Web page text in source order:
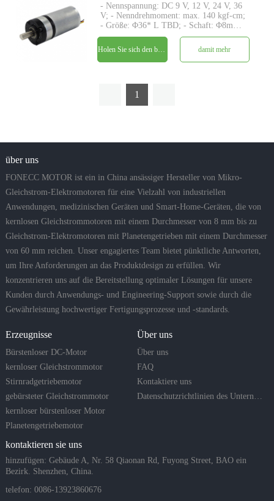
- Nennspannung: DC 9 V, 12 V, 24 V, 36
V; - Nenndrehmoment: max. 140 kgf-cm;
- Größe: Φ36* L TBD; - Schaft: Φ8mm
D-Schnitt 1mm; - Steuerung: Eingebaute
Treiberplatine mit Hallsensoren; - MOQ:
500 Stk
damit mehr
1
über uns
FONECC MOTOR ist ein in China ansässiger Hersteller von Mikro-
Gleichstrom-Elektromotoren für eine Vielzahl von industriellen
Anwendungen, medizinischen Geräten und Smart-Home-Geräten, die von
kernlosen Gleichstrommotoren mit einem Durchmesser von 8 mm bis zu
Gleichstrom-Elektromotoren mit Planetengetrieben mit einem Durchmesser
von 60 mm reichen. Unser engagiertes Team bietet pünktliche Antworten,
um Ihre Anforderungen an das Produktdesign zu erfüllen. Wir
konzentrieren uns auf die Bereitstellung optimaler Lösungen für unsere
Kunden durch Anwendungs- und Engineering-Support sowie durch die
Gewährleistung hochwertiger Fertigungsprozesse und -standards.
Erzeugnisse
Bürstenloser DC-Motor
kernloser Gleichstrommotor
Stirnradgetriebemotor
gebürsteter Gleichstrommotor
kernloser bürstenloser Motor
Planetengetriebemotor
Über uns
Über uns
FAQ
Kontaktiere uns
kontaktieren sie uns
hinzufügen: Gebäude A, Nr. 58 Qiaonan Rd, Fuyong Street, BAO ein
Bezirk. Shenzhen, China.
telefon: 0086-13923860676